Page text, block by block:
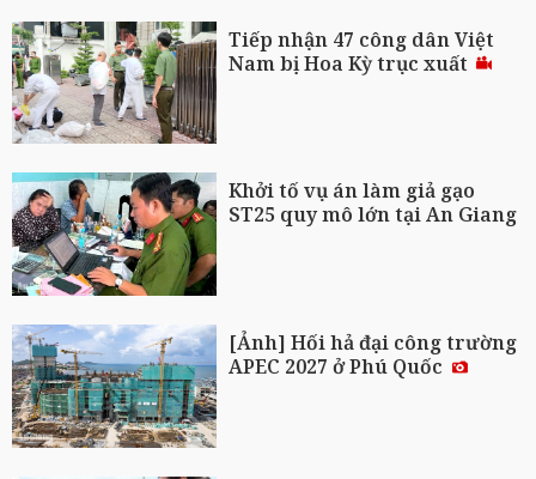
Tiếp nhận 47 công dân Việt
Nam bị Hoa Kỳ trục xuất
Khởi tố vụ án làm giả gạo
ST25 quy mô lớn tại An Giang
[Ảnh] Hối hả đại công trường
APEC 2027 ở Phú Quốc